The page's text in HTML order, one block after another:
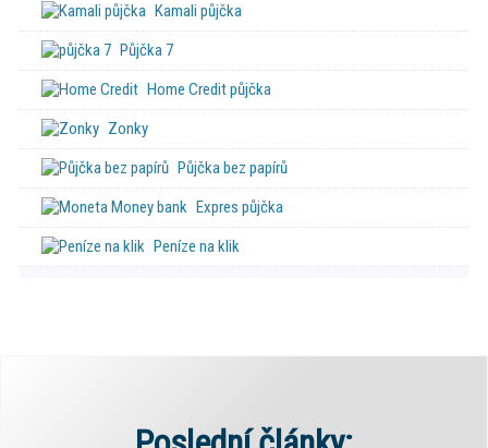
Kamali půjčka
Půjčka 7
Home Credit půjčka
Zonky
Půjčka bez papírů
Expres půjčka
Peníze na klik